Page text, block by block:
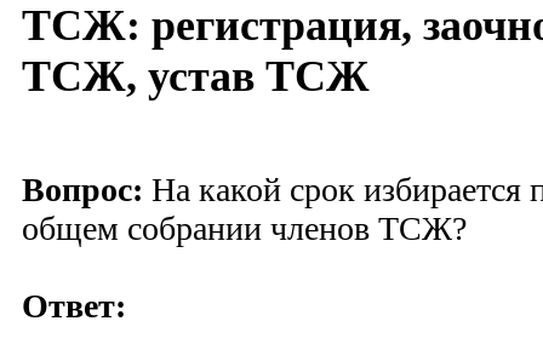
ТСЖ: регистрация,
ТСЖ, устав ТСЖ
Вопрос: На какой срок
общем собрании членов ТСЖ?
Ответ: